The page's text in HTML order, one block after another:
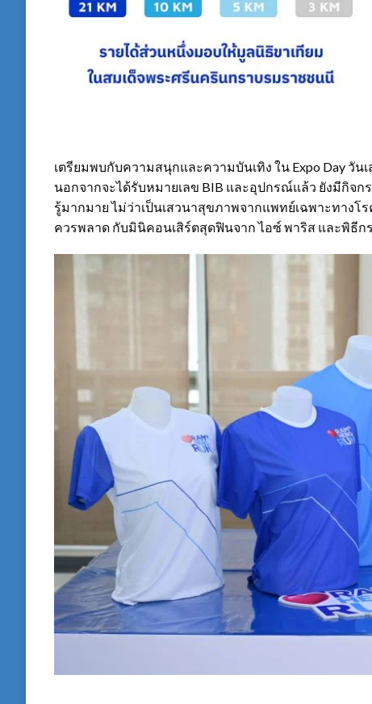
เตรียมพบกับความสนุกและความบันเทิง ใน Expo Day วั
นอกจากจะได้รับหมายเลข BIB และอุปกรณ์แล้ว ยังมีกิจ
รู้มากมาย ไม่ว่าเป็นเสวนาสุขภาพจากแพทย์เฉพาะทาง
ควรพลาด กับมินิคอนเสิร์ตสุดฟินจาก ไอซ์ พาริส และพิธี